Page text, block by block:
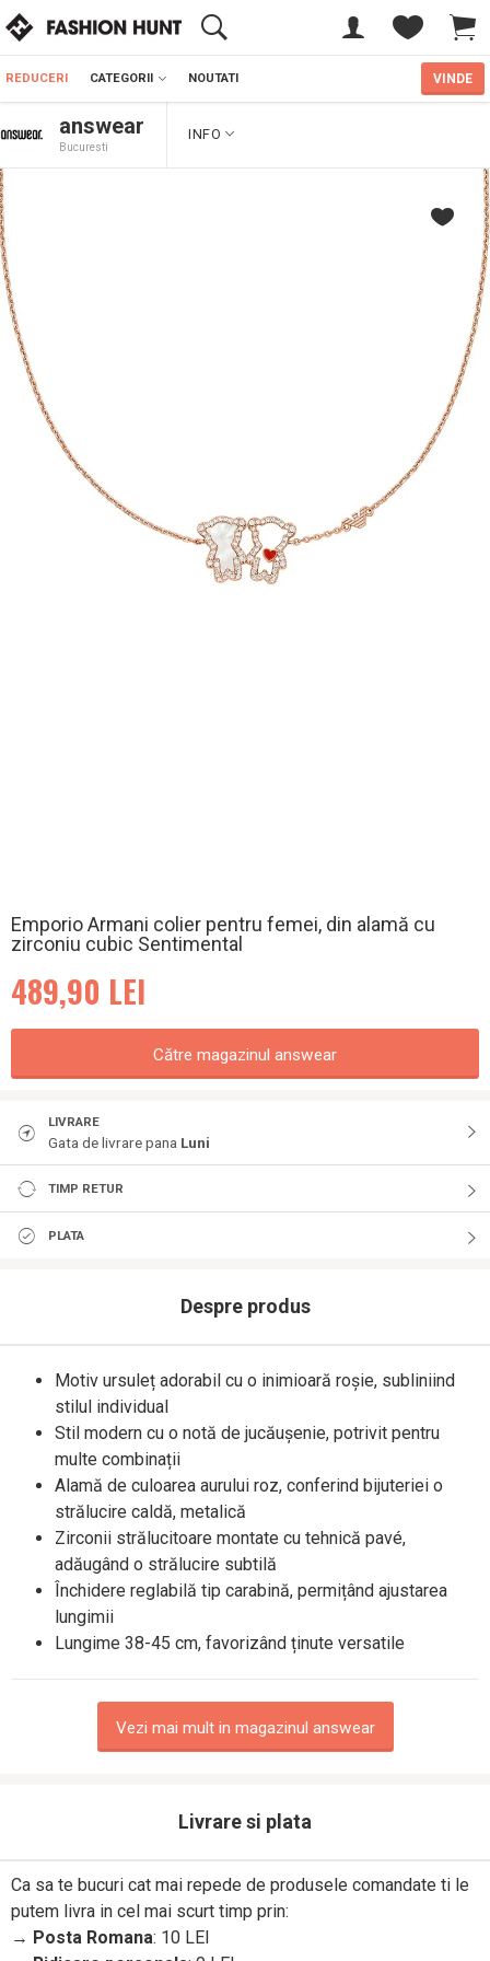
REDUCERI CATEGORII NOUTATI VINDE
answear
Bucuresti
INFO
Emporio Armani colier pentru femei, din alamă cu
zirconiu cubic Sentimental
489,90 LEI
Către magazinul answear
LIVRARE
Gata de livrare pana Luni
TIMP RETUR
PLATA
Despre produs
Motiv ursuleț adorabil cu o inimioară roșie, subliniind
stilul individual
Stil modern cu o notă de jucăușenie, potrivit pentru
multe combinații
Alamă de culoarea aurului roz, conferind bijuteriei o
strălucire caldă, metalică
Zirconii strălucitoare montate cu tehnică pavé,
adăugând o strălucire subtilă
Închidere reglabilă tip carabină, permițând ajustarea
lungimii
Lungime 38-45 cm, favorizând ținute versatile
Vezi mai mult in magazinul answear
Livrare si plata
Ca sa te bucuri cat mai repede de produsele comandate ti le
putem livra in cel mai scurt timp prin:
→ Posta Romana: 10 LEI